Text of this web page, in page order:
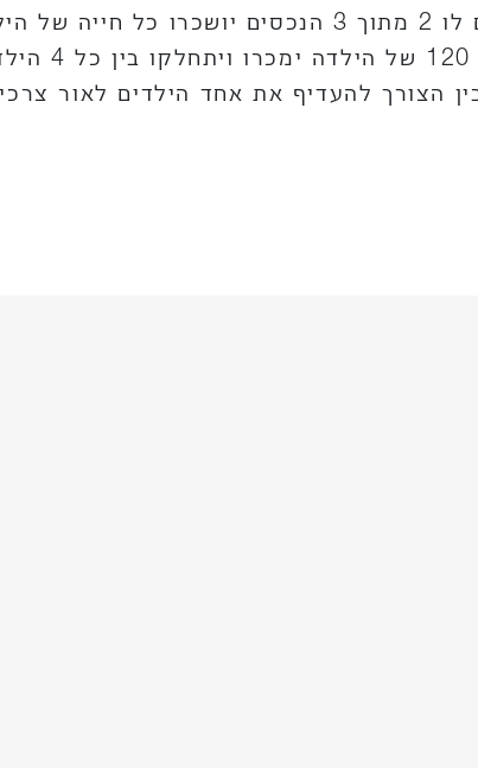
ההורים שבהתאם לו 2 מתוך 3 הנכסים יושכרו
למחייתה,
הצורך להעדיף את אחד הילדים לאור